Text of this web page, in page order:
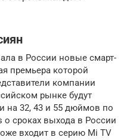
в России новые смарт-
премьера которой
компании
рынке будут
на 32, 43 и 55 дюймов по
о сроках выхода в России
входит в серию Mi TV